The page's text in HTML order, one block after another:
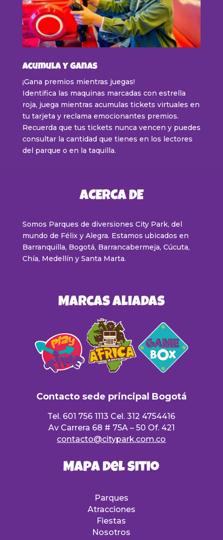
Acumula y ganas
¡Gana premios mientras juegas!
Identifica las maquinas marcadas con estrella
roja, juega mientras acumulas tickets virtuales en
tu tarjeta y reclama emocionantes premios.
Recuerda que tus tickets nunca vencen y puedes
consultar la cantidad que tienes en los lectores
del parque o en la taquilla.
ACERCA DE
Somos Parques de diversiones City Park, del
mundo de Félix y Alegra. Estamos ubicados en
Barranquilla, Bogotá, Barrancabermeja, Cúcuta,
Chía, Medellín y Santa Marta.
Marcas Aliadas
Contacto sede principal Bogotá
Tel. 601 756 1113 Cel. 312 4754416
Av Carrera 68 # 75A – 50 Of. 421
contacto@citypark.com.co
Mapa del sitio
Parques
Atracciones
Fiestas
Nosotros